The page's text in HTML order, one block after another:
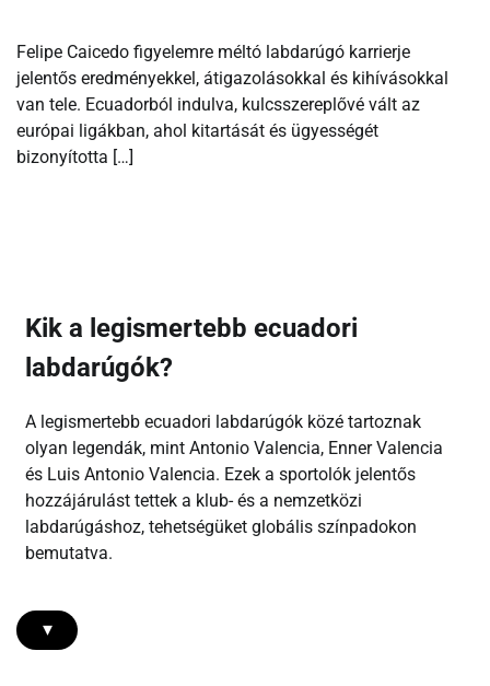
Felipe Caicedo figyelemre méltó labdarúgó karrierje
jelentős eredményekkel, átigazolásokkal és kihívásokkal
van tele. Ecuadorból indulva, kulcsszereplővé vált az
európai ligákban, ahol kitartását és ügyességét
bizonyította […]
Kik a legismertebb ecuadori
labdarúgók?
A legismertebb ecuadori labdarúgók közé tartoznak
olyan legendák, mint Antonio Valencia, Enner Valencia
és Luis Antonio Valencia. Ezek a sportolók jelentős
hozzájárulást tettek a klub- és a nemzetközi
labdarúgáshoz, tehetségüket globális színpadokon
bemutatva.
▾